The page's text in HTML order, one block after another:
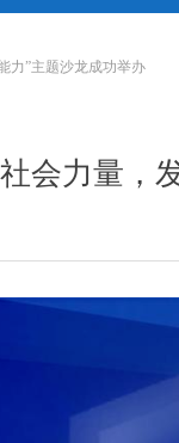
会力量，
力”主题沙龙成功举办